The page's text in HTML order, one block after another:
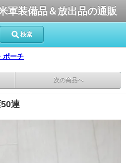
装備品＆放出品の通販
検索
ポーチ
次の商品へ
連